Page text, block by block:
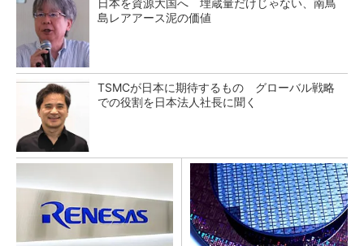
島レアアース泥の価値
TSMCが日本に期待するもの グローバル戦略
での役割を日本法人社長に聞く